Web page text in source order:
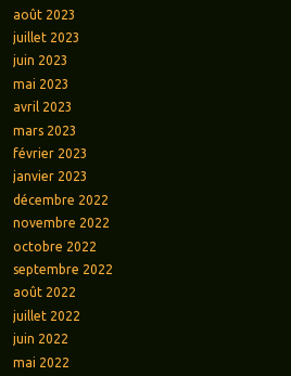
août 2023
juillet 2023
juin 2023
mai 2023
avril 2023
mars 2023
février 2023
janvier 2023
décembre 2022
novembre 2022
octobre 2022
septembre 2022
août 2022
juillet 2022
juin 2022
mai 2022